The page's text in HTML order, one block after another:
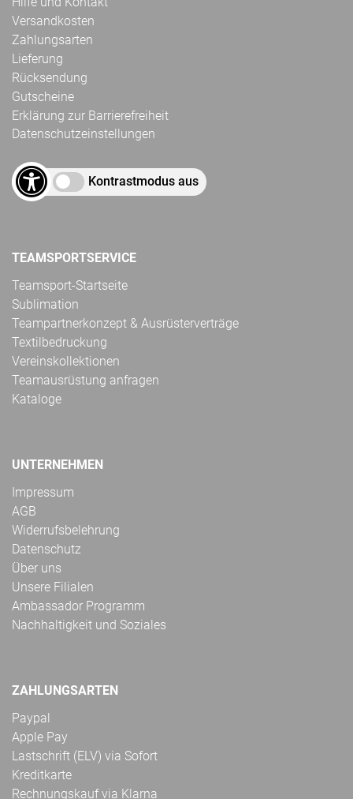
Versandkosten
Zahlungsarten
Lieferung
Rücksendung
Gutscheine
Erklärung zur Barrierefreiheit
Datenschutzeinstellungen
Kontrastmodus aus
TEAMSPORTSERVICE
Teamsport-Startseite
Sublimation
Teampartnerkonzept & Ausrüsterverträge
Textilbedruckung
Vereinskollektionen
Teamausrüstung anfragen
Kataloge
UNTERNEHMEN
Impressum
AGB
Widerrufsbelehrung
Datenschutz
Über uns
Unsere Filialen
Ambassador Programm
Nachhaltigkeit und Soziales
ZAHLUNGSARTEN
Paypal
Apple Pay
Lastschrift (ELV) via Sofort
Kreditkarte
Rechnungskauf via Klarna